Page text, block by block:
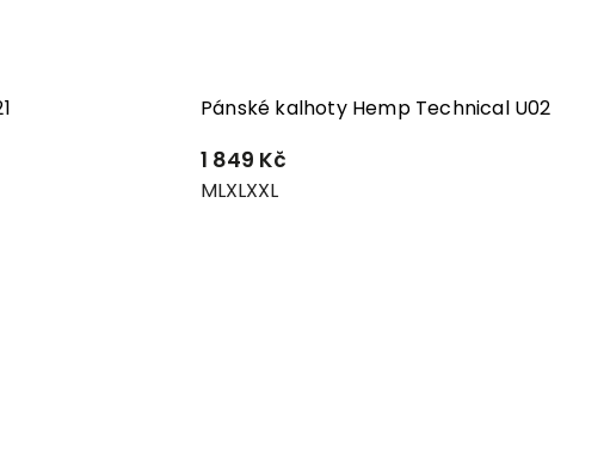
Pánské kalhoty Hemp Technical U02
1 849 Kč
MLXLXXL